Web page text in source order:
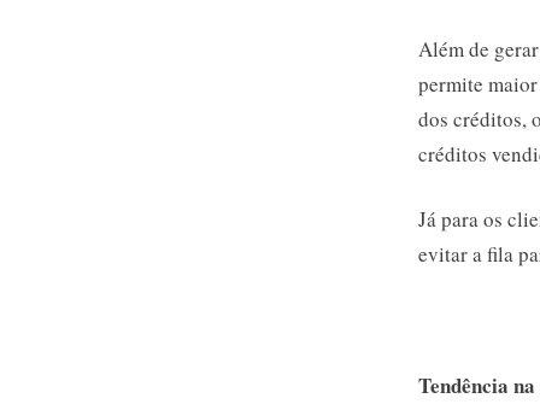
Além de
permite
dos créditos,
créditos
Já para os
evitar a fila
Tendência